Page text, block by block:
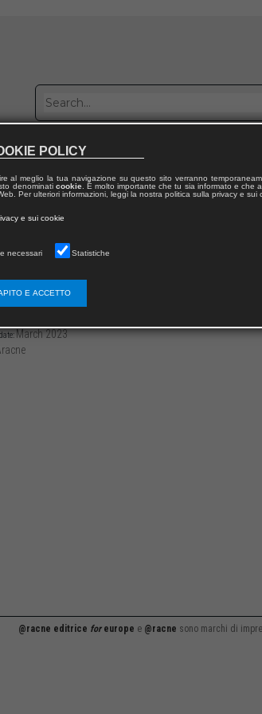
with us
March 2023
@racne editrice foreurope e @racne sono marchi di
POLICY
al meglio la tua navigazione su questo sito verranno
denominati cookie. È molto importante che tu sia informato e che
Per ulteriori informazioni, leggi la nostra politica sulla privacy e sui
e sui cookie
necessari Statistiche
E ACCETTO